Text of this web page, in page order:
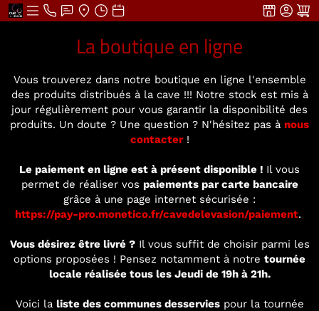
La boutique en ligne
Vous trouverez dans notre boutique en ligne l'ensemble
des produits distribués à la cave !!! Notre stock est mis à
jour régulièrement pour vous garantir la disponibilité des
produits. Un doute ? Une question ? N'hésitez pas à nous
contacter!
Le paiement en ligne est à présent disponible ! Il vous
permet de réaliser vos paiements par carte bancaire
grâce à une page internet sécurisée :
https://pay-pro.monetico.fr/cavedelevasion/paiement.
Vous désirez être livré ?Il vous suffit de choisir parmi les
options proposées ! Pensez notamment à notre tournée
locale réalisée tous les Jeudi de 19h à 21h.
Voici la liste des communes desserviespour la tournée